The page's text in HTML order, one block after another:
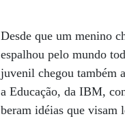
Desde que um menino
espalhou pelo mundo
juvenil chegou também
a Educação, da IBM,
beram idéias que visam